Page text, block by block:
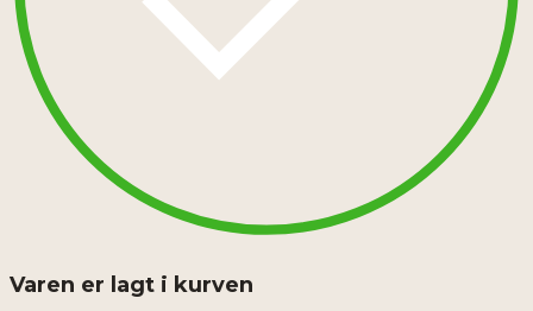
Varen er lagt i kurven